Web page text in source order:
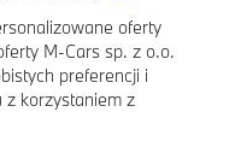
oferty
M-Cars sp. z o.o.
preferencji i
korzystaniem z